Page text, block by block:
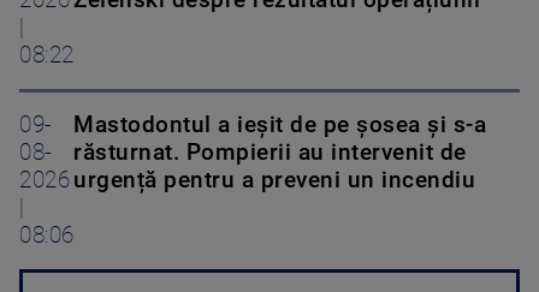
08:22
09-
08-
2026
08:06
Mastodontul a ieșit de pe șosea și s-a
răsturnat. Pompierii au intervenit de
urgență pentru a preveni un incendiu